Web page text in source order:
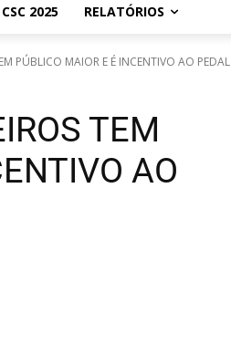
2025 RELATÓRIOS
PÚBLICO MAIOR E É INCENTIVO AO PEDAL
TEM
AO